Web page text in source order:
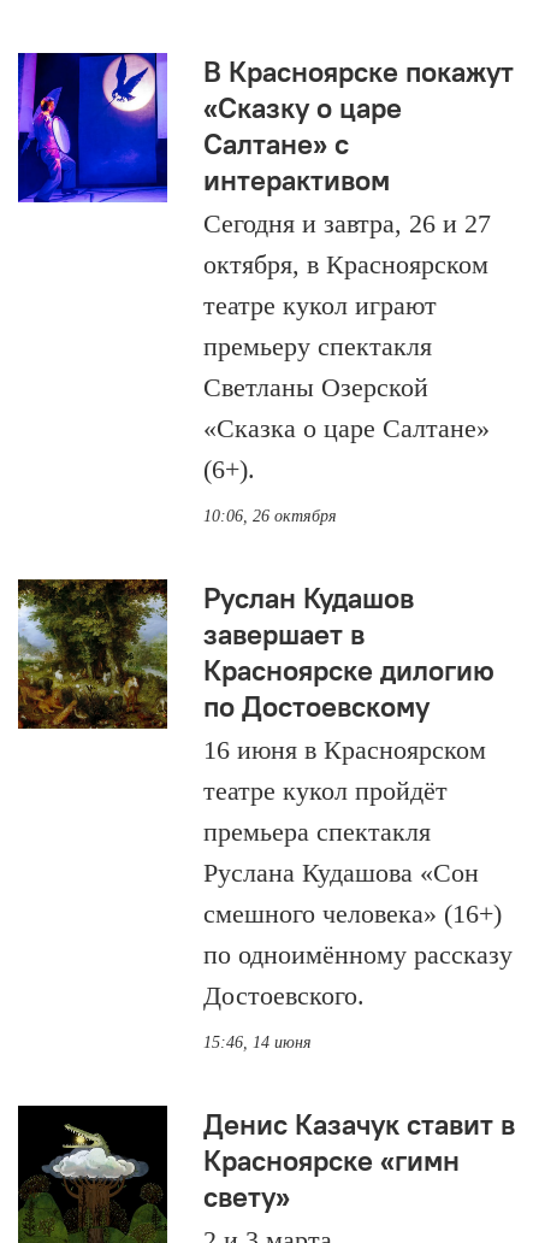
В Красноярске покажут
«Сказку о царе
Салтане» с
интерактивом
Сегодня и завтра, 26 и 27
октября, в Красноярском
театре кукол играют
премьеру спектакля
Светланы Озерской
«Сказка о царе Салтане»
(6+).
10:06, 26 октября
Руслан Кудашов
завершает в
Красноярске дилогию
по Достоевскому
16 июня в Красноярском
театре кукол пройдёт
премьера спектакля
Руслана Кудашова «Сон
смешного человека» (16+)
по одноимённому рассказу
Достоевского.
15:46, 14 июня
Денис Казачук ставит в
Красноярске «гимн
свету»